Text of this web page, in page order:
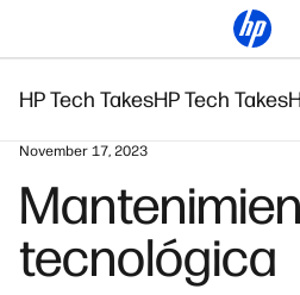
HP Tech TakesHP Tech Takes
November 17, 2023
tecnológica